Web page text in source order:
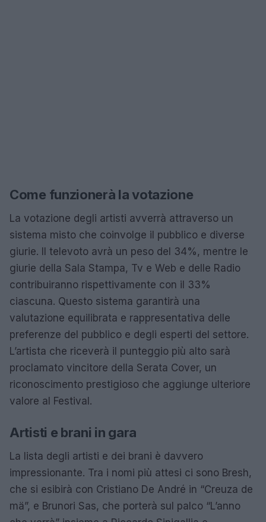
Come funzionerà la votazione
La votazione degli artisti avverrà attraverso un
sistema misto che coinvolge il pubblico e diverse
giurie. Il televoto avrà un peso del 34%, mentre le
giurie della Sala Stampa, Tv e Web e delle Radio
contribuiranno rispettivamente con il 33%
ciascuna. Questo sistema garantirà una
valutazione equilibrata e rappresentativa delle
preferenze del pubblico e degli esperti del settore.
L’artista che riceverà il punteggio più alto sarà
proclamato vincitore della Serata Cover, un
riconoscimento prestigioso che aggiunge ulteriore
valore al Festival.
Artisti e brani in gara
La lista degli artisti e dei brani è davvero
impressionante. Tra i nomi più attesi ci sono Bresh,
che si esibirà con Cristiano De André in “Creuza de
mä”, e Brunori Sas, che porterà sul palco “L’anno